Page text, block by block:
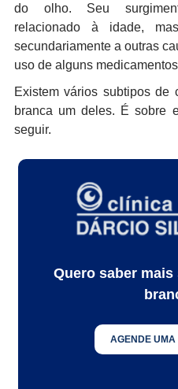
do olho. Seu
relacionado à idade,
secundariamente a outras
uso de alguns
Existem vários subtipos de
branca um deles. É sobre
seguir.
Quero saber
AGENDE UMA